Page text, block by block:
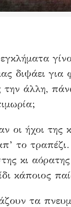
διψάει για
την άλλη,
οι ήχοι της
το τραπέζι.
κι
κάποιος
τα